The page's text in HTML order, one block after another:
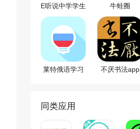
E听说中学学生
端
牛蛙圈
莱特俄语学习
不厌书法app
同类应用